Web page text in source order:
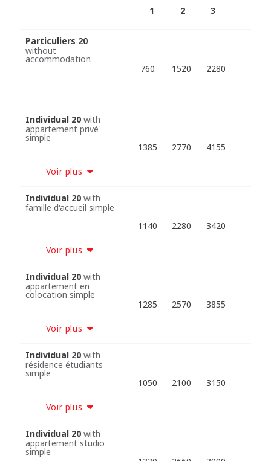
Particuliers 20
without
accommodation
Individual 20with
appartement privé
simple
Voir plus
Individual 20with
famille d'accueil simple
Voir plus
Individual 20with
appartement en
colocation simple
Voir plus
Individual 20with
résidence étudiants
simple
Voir plus
Individual 20with
appartement studio
simple
1 2 3
760 1520 2280
1385 2770 4155
1140 2280 3420
1285 2570 3855
1050 2100 3150